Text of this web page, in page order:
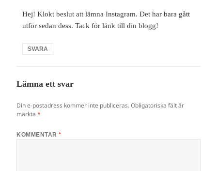
Hej! Klokt beslut att lämna Instagram. Det har bara gått
utför sedan dess. Tack för länk till din blogg!
SVARA
Lämna ett svar
Din e-postadress kommer inte publiceras. Obligatoriska fält är
märkta*
KOMMENTAR*